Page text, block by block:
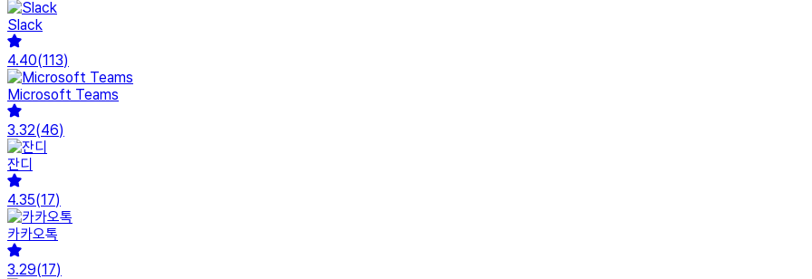
Slack
4.40(113)
Microsoft Teams
3.32(46)
잔디
4.35(17)
카카오톡
3.29(17)